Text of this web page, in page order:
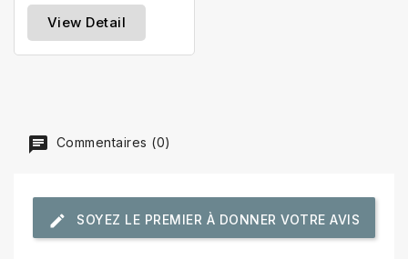
View Detail
Commentaires (0)
SOYEZ LE PREMIER À DONNER VOTRE AVIS